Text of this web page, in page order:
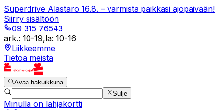
Superdrive Alastaro 16.8. – varmista paikkasi ajopäivään!
Siirry sisältöön
09 315 76543
ark.: 10-19,la: 10-16
Liikkeemme
Tietoa meistä
Avaa hakuikkuna
Sulje
Minulla on lahjakortti